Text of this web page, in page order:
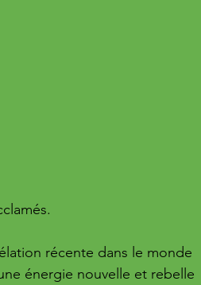
récente dans le monde
énergie nouvelle et rebelle